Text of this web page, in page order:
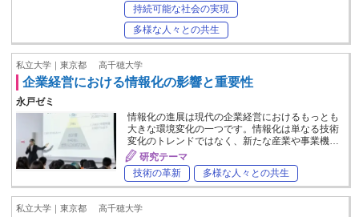
持続可能な社会の実現
多様な人々との共生
私立大学｜東京都 高千穂大学
企業経営における情報化の影響と重要性
永戸ゼミ
情報化の進展は現代の企業経営におけるもっとも
大きな環境変化の一つです。情報化は単なる技術
変化のトレンドではなく、新たな産業や事業機…
研究テーマ
技術の革新
多様な人々との共生
私立大学｜東京都 高千穂大学